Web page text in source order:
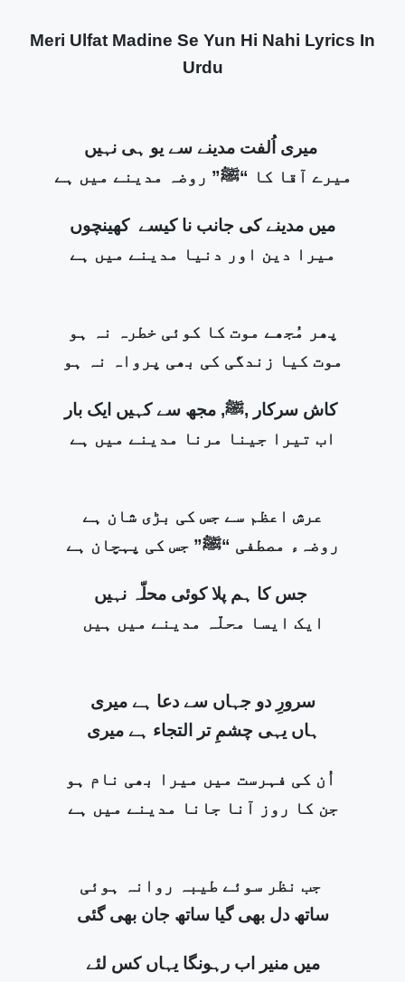
Meri Ulfat Madine Se Yun Hi Nahi Lyrics In
Urdu
میری اُلفت مدینے سے یو ہی نہیں
میرے آقا کا “ﷺ” روضہ مدینے میں ہے
میں مدینے کی جانب نا کیسے کھینچوں
میرا دین اور دنیا مدینے میں ہے
پھر مُجھے موت کا کوئی خطرہ نہ ہو
موت کیا زندگی کی بھی پرواہ نہ ہو
کاش سرکار ,ﷺ, مجھ سے کہیں ایک بار
اب تیرا جینا مرنا مدینے میں ہے
عرش اعظم سے جس کی بڑی شان ہے
روضہء مصطفی “ﷺ” جس کی پہچان ہے
جس کا ہم پلا کوئی محلّہ نہیں
ایک ایسا محلّہ مدینے میں ہیں
سرورِ دو جہاں سے دعا ہے میری
ہاں یہی چشمِ تر التجاء ہے میری
جن کا روز آنا جانا مدینے میں ہے
ساتھ دل بھی گیا ساتھ جان بھی گئی
میں منیر اب رہونگا یہاں کس لئے